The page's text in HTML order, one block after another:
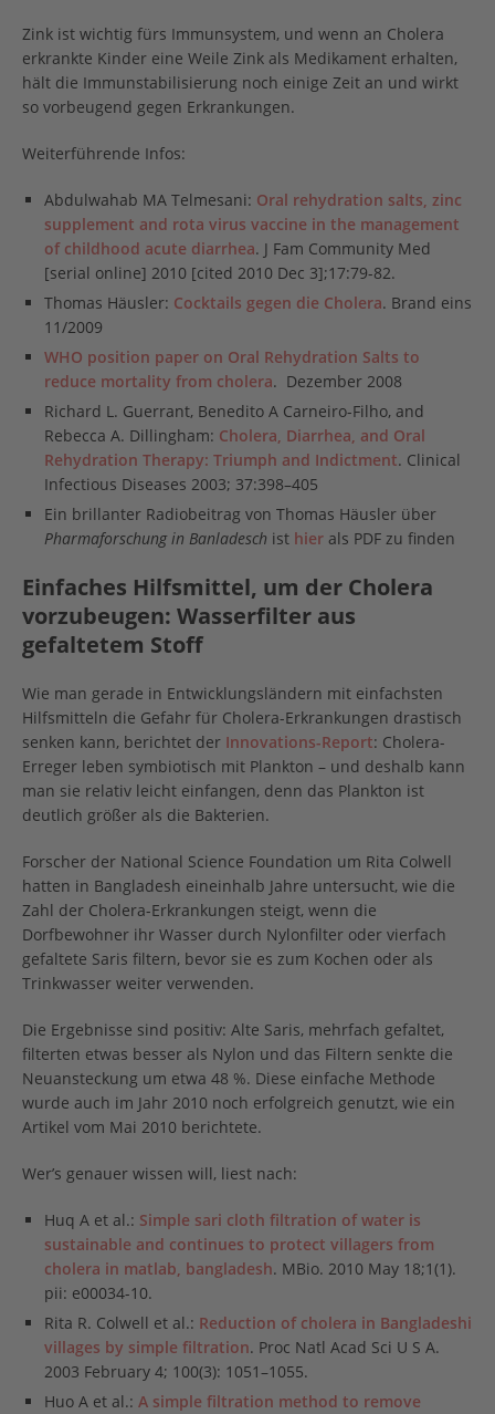
Zink ist wichtig fürs Immunsystem, und wenn an Cholera
erkrankte Kinder eine Weile Zink als Medikament erhalten,
hält die Immunstabilisierung noch einige Zeit an und wirkt
so vorbeugend gegen Erkrankungen.
Weiterführende Infos:
Abdulwahab MA Telmesani: Oral rehydration salts, zinc
supplement and rota virus vaccine in the management
of childhood acute diarrhea. J Fam Community Med
[serial online] 2010 [cited 2010 Dec 3];17:79-82.
Thomas Häusler: Cocktails gegen die Cholera. Brand eins
11/2009
WHO position paper on Oral Rehydration Salts to
reduce mortality from cholera. Dezember 2008
Richard L. Guerrant, Benedito A Carneiro-Filho, and
Rebecca A. Dillingham: Cholera, Diarrhea, and Oral
Rehydration Therapy: Triumph and Indictment. Clinical
Infectious Diseases 2003; 37:398–405
Ein brillanter Radiobeitrag von Thomas Häusler über
Pharmaforschung in Banladesch ist hier als PDF zu finden
Einfaches Hilfsmittel, um der Cholera
vorzubeugen: Wasserfilter aus
gefaltetem Stoff
Wie man gerade in Entwicklungsländern mit einfachsten
Hilfsmitteln die Gefahr für Cholera-Erkrankungen drastisch
senken kann, berichtet der Innovations-Report: Cholera-
Erreger leben symbiotisch mit Plankton – und deshalb kann
man sie relativ leicht einfangen, denn das Plankton ist
deutlich größer als die Bakterien.
Forscher der National Science Foundation um Rita Colwell
hatten in Bangladesh eineinhalb Jahre untersucht, wie die
Zahl der Cholera-Erkrankungen steigt, wenn die
Dorfbewohner ihr Wasser durch Nylonfilter oder vierfach
gefaltete Saris filtern, bevor sie es zum Kochen oder als
Trinkwasser weiter verwenden.
Die Ergebnisse sind positiv: Alte Saris, mehrfach gefaltet,
filterten etwas besser als Nylon und das Filtern senkte die
Neuansteckung um etwa 48 %. Diese einfache Methode
wurde auch im Jahr 2010 noch erfolgreich genutzt, wie ein
Artikel vom Mai 2010 berichtete.
Wer’s genauer wissen will, liest nach:
Huq A et al.: Simple sari cloth filtration of water is
sustainable and continues to protect villagers from
cholera in matlab, bangladesh. MBio. 2010 May 18;1(1).
pii: e00034-10.
Rita R. Colwell et al.: Reduction of cholera in Bangladeshi
villages by simple filtration. Proc Natl Acad Sci U S A.
2003 February 4; 100(3): 1051–1055.
Huo A et al.: A simple filtration method to remove